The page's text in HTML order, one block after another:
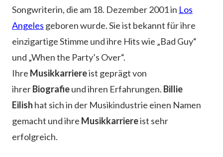
Songwriterin, die am 18. Dezember 2001 in Los
Angeles geboren wurde. Sie ist bekannt für ihre
einzigartige Stimme und ihre Hits wie „Bad Guy“
und „When the Party’s Over“.
Ihre Musikkarriereist geprägt von
ihrerBiografieund ihren Erfahrungen. Billie
Eilish hat sich in der Musikindustrie einen Namen
gemacht und ihre Musikkarriereist sehr
erfolgreich.